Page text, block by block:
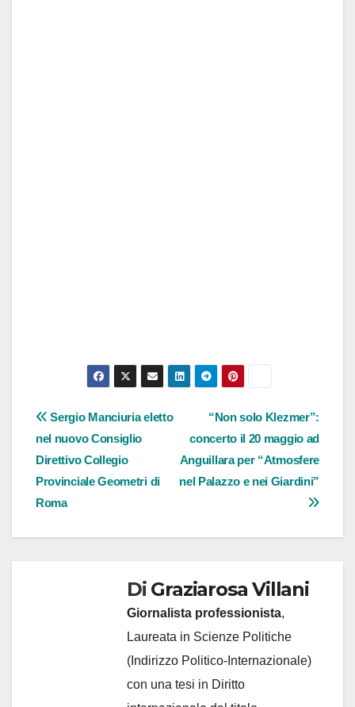
Navigazione
articoli
“Non solo Klezmer”:
concerto il 20 maggio ad
Anguillara per “Atmosfere
nel Palazzo e nei Giardini”
Sergio Manciuria eletto
nel nuovo Consiglio
Direttivo Collegio
Provinciale Geometri di
Roma
Di Graziarosa Villani
Giornalista professionista,
Laureata in Scienze Politiche
(Indirizzo Politico-Internazionale)
con una tesi in Diritto